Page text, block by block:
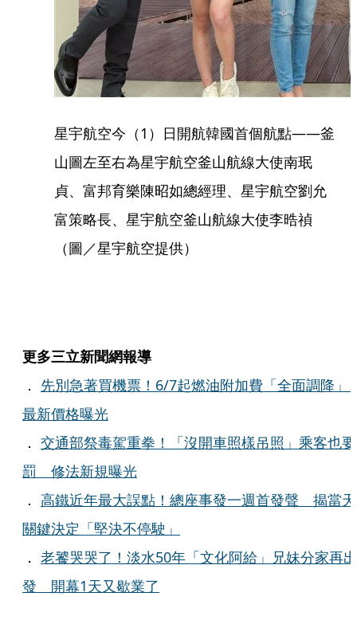
星宇航空今（1）日開航韓國首個航點——釜
山圖左至右為星宇航空釜山航線大使南珉
貞、富邦育樂陳昭如總經理、星宇航空劉允
富策略長、星宇航空釜山航線大使李晧禎
（圖／星宇航空提供）
更多三立新聞網報導
． 先別急著買機票！6/7起燃油附加費「全面調降
最新價格曝光
． 交通部祭毒駕重拳！「沒開車照樣吊照」乘客也要
罰 修法新規曝光
． 高鐵近年最大誤點！總座事發一週首發聲 揭當天
關鍵決定「堅決不停駛」
． 老饕哭哭了！淡水50年「文化阿給」兄妹分家再出
發 開幕1天又歇業了